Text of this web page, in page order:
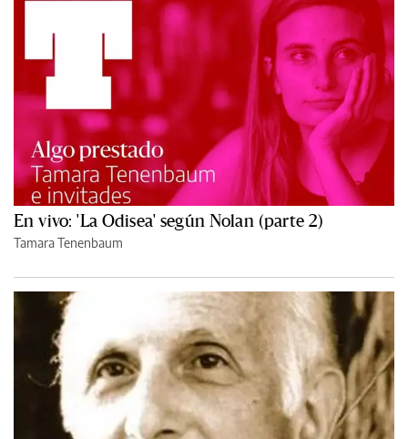
En vivo: 'La Odisea' según Nolan (parte 2)
Tamara Tenenbaum